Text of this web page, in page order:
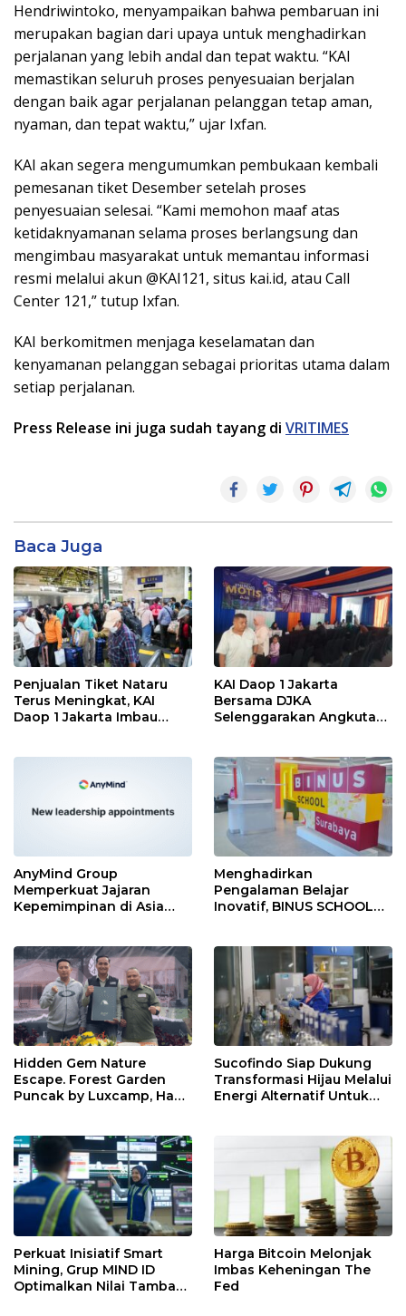
Hendriwintoko, menyampaikan bahwa pembaruan ini
merupakan bagian dari upaya untuk menghadirkan
perjalanan yang lebih andal dan tepat waktu. “KAI
memastikan seluruh proses penyesuaian berjalan
dengan baik agar perjalanan pelanggan tetap aman,
nyaman, dan tepat waktu,” ujar Ixfan.
KAI akan segera mengumumkan pembukaan kembali
pemesanan tiket Desember setelah proses
penyesuaian selesai. “Kami memohon maaf atas
ketidaknyamanan selama proses berlangsung dan
mengimbau masyarakat untuk memantau informasi
resmi melalui akun @KAI121, situs kai.id, atau Call
Center 121,” tutup Ixfan.
KAI berkomitmen menjaga keselamatan dan
kenyamanan pelanggan sebagai prioritas utama dalam
setiap perjalanan.
Press Release ini juga sudah tayang di VRITIMES
Baca Juga
Penjualan Tiket Nataru
Terus Meningkat, KAI
Daop 1 Jakarta Imbau
KAI Daop 1 Jakarta
Bersama DJKA
Selenggarakan Angkutan
Baru 2026
AnyMind Group
Memperkuat Jajaran
Kepemimpinan di Asia
Menghadirkan
Pengalaman Belajar
Inovatif, BINUS SCHOOL
Masa Depan
Hidden Gem Nature
Escape. Forest Garden
Puncak by Luxcamp, Hadir
Aktivitas
Sucofindo Siap Dukung
Transformasi Hijau Melalui
Energi Alternatif Untuk
Perkuat Inisiatif Smart
Mining, Grup MIND ID
Optimalkan Nilai Tambah
Harga Bitcoin Melonjak
Imbas Keheningan The
Fed